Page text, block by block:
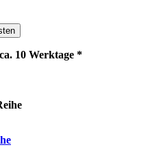
10 Werktage *